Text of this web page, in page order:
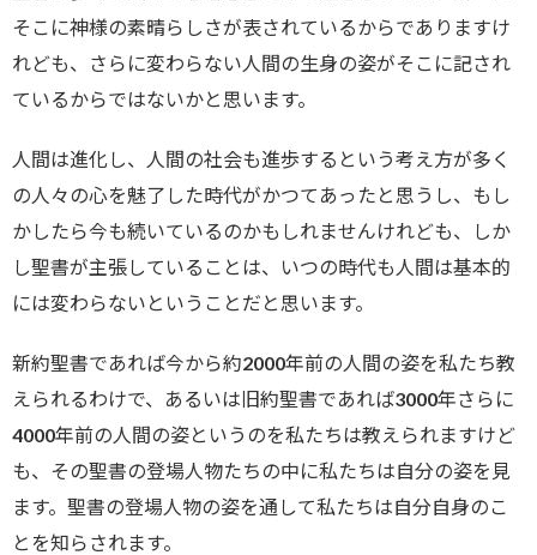
そこに神様の素晴らしさが表されているからでありますけ
れども、さらに変わらない人間の生身の姿がそこに記され
ているからではないかと思います。
人間は進化し、人間の社会も進歩するという考え方が多く
の人々の心を魅了した時代がかつてあったと思うし、もし
かしたら今も続いているのかもしれませんけれども、しか
し聖書が主張していることは、いつの時代も人間は基本的
には変わらないということだと思います。
新約聖書であれば今から約2000年前の人間の姿を私たち教
えられるわけで、あるいは旧約聖書であれば3000年さらに
4000年前の人間の姿というのを私たちは教えられますけど
も、その聖書の登場人物たちの中に私たちは自分の姿を見
ます。聖書の登場人物の姿を通して私たちは自分自身のこ
とを知らされます。